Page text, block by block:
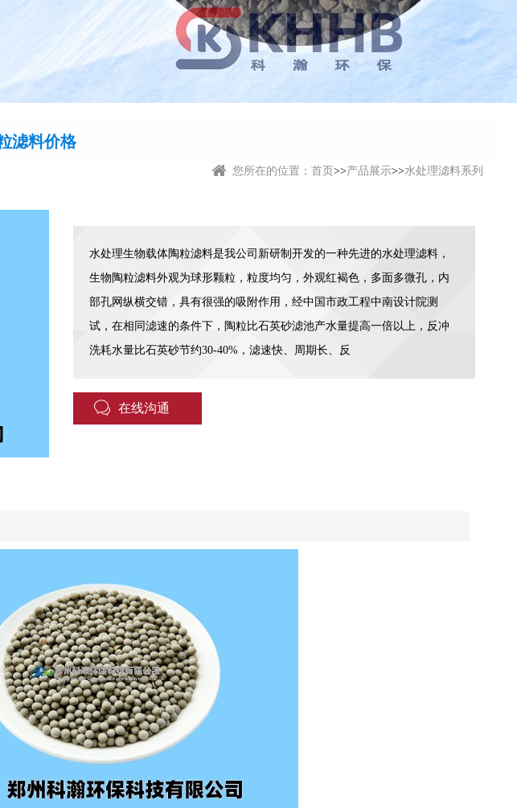
滤料价格
首页 >>产品展示>>水处理滤料系列
您所在的位置：
水处理生物载体陶粒滤料是我公司新研制开发的一种先进的水处理滤料，
生物陶粒滤料外观为球形颗粒，粒度均匀，外观红褐色，多面多微孔，内
部孔网纵横交错，具有很强的吸附作用，经中国市政工程中南设计院测
试，在相同滤速的条件下，陶粒比石英砂滤池产水量提高一倍以上，反冲
洗耗水量比石英砂节约30-40%，滤速快、周期长、反
在线沟通